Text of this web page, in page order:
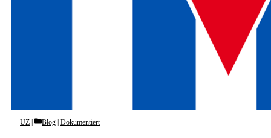
UZ Categories
Blog | Dokumentiert